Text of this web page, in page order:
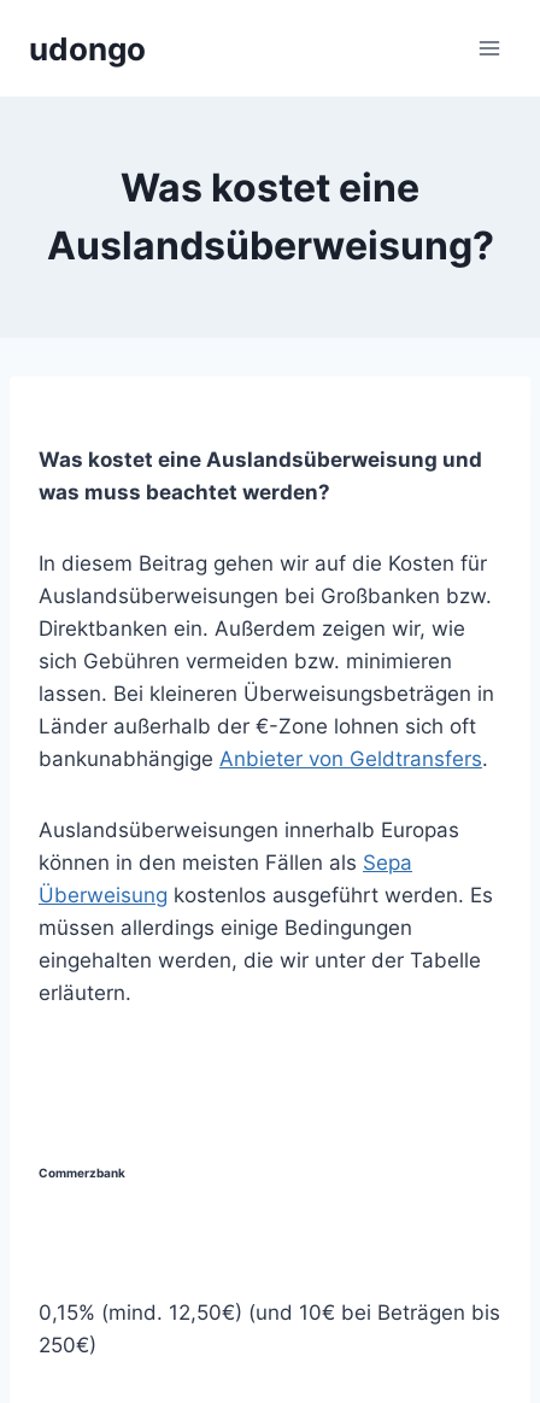
Inhaltudongo
Was kostet eine
Auslandsüberweisung?
Was kostet eine Auslandsüberweisung und
was muss beachtet werden?
In diesem Beitrag gehen wir auf die Kosten für
Auslandsüberweisungen bei Großbanken bzw.
Direktbanken ein. Außerdem zeigen wir, wie
sich Gebühren vermeiden bzw. minimieren
lassen. Bei kleineren Überweisungsbeträgen in
Länder außerhalb der €-Zone lohnen sich oft
bankunabhängige Anbieter von Geldtransfers.
Auslandsüberweisungen innerhalb Europas
können in den meisten Fällen als Sepa
Überweisung kostenlos ausgeführt werden. Es
müssen allerdings einige Bedingungen
eingehalten werden, die wir unter der Tabelle
erläutern.
Commerzbank
0,15% (mind. 12,50€) (und 10€ bei Beträgen bis
250€)